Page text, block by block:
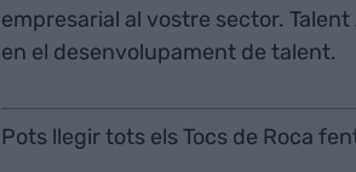
empresarial al vostre sector.
en el desenvolupament de talent.
Pots llegir tots els Tocs de Roca